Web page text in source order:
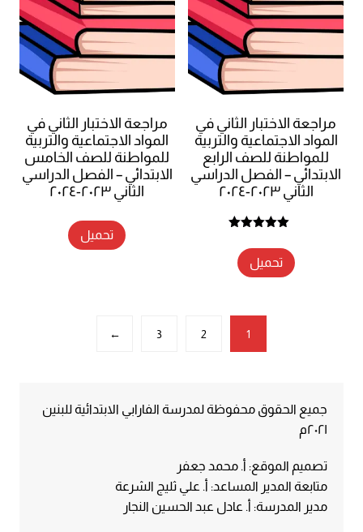
مراجعة الاختبار الثاني في
المواد الاجتماعية والتربية
للمواطنة للصف الرابع
الابتدائي – الفصل الدراسي
الثاني ٢٠٢٣-٢٠٢٤
5.00
من 5
تحميل
مراجعة الاختبار الثاني في
المواد الاجتماعية والتربية
للمواطنة للصف الخامس
الابتدائي – الفصل الدراسي
الثاني ٢٠٢٣-٢٠٢٤
تحميل
1
2
3
←
جميع الحقوق محفوظة لمدرسة الفارابي الابتدائية للبنين
٢٠٢١م
تصميم الموقع: أ. محمد جعفر
متابعة المدير المساعد: أ. علي ثليج الشرعة
مدير المدرسة: أ. عادل عبد الحسين النجار